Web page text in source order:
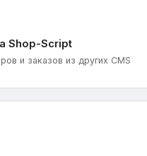
Shop-Script
и заказов из других CMS